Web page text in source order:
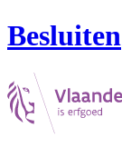
Besluiten